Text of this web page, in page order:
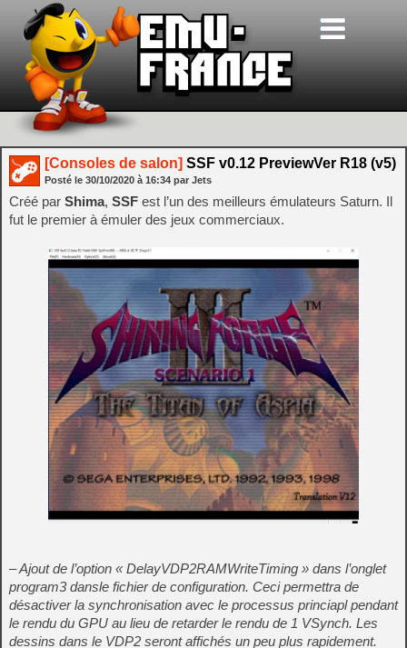
[Consoles de salon] SSF v0.12 PreviewVer R18 (v5)
Posté le 30/10/2020 à 16:34 par Jets
Créé par Shima, SSF est l’un des meilleurs émulateurs Saturn. Il
fut le premier à émuler des jeux commerciaux.
– Ajout de l’option « DelayVDP2RAMWriteTiming » dans l’onglet
program3 dansle fichier de configuration. Ceci permettra de
désactiver la synchronisation avec le processus princiapl pendant
le rendu du GPU au lieu de retarder le rendu de 1 VSynch. Les
dessins dans le VDP2 seront affichés un peu plus rapidement.